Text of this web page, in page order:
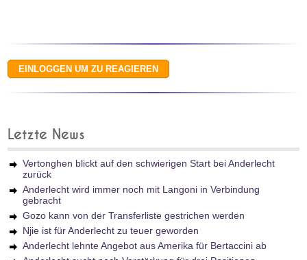
Letzte News
Vertonghen blickt auf den schwierigen Start bei Anderlecht
zurück
Anderlecht wird immer noch mit Langoni in Verbindung
gebracht
Gozo kann von der Transferliste gestrichen werden
Njie ist für Anderlecht zu teuer geworden
Anderlecht lehnte Angebot aus Amerika für Bertaccini ab